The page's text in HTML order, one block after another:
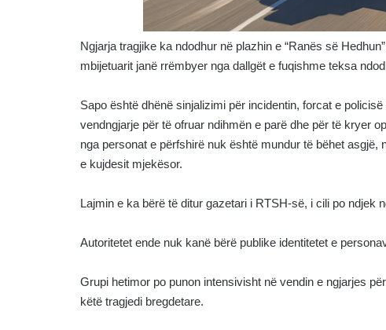
Ngjarja tragjike ka ndodhur në plazhin e “Ranës së
mbijetuarit janë rrëmbyer nga dallgët e fuqishme teksa
Sapo është dhënë sinjalizimi për incidentin, forcat e
vendngjarje për të ofruar ndihmën e parë dhe për të kryer
nga personat e përfshirë nuk është mundur të bëhet
e kujdesit mjekësor.
Lajmin e ka bërë të ditur gazetari i RTSH-së, i cili po ndjek
Autoritetet ende nuk kanë bërë publike identitetet e
Grupi hetimor po punon intensivisht në vendin e ngjarjes
këtë tragjedi bregdetare.